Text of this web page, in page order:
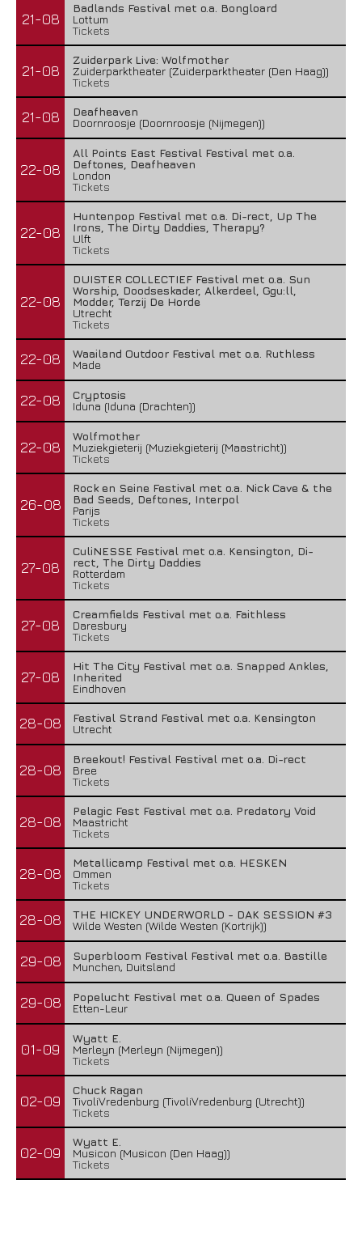
21-08
Badlands Festival met o.a. Bongloard
Lottum
Tickets
21-08
Zuiderpark Live: Wolfmother
Zuiderparktheater (Zuiderparktheater (Den Haag))
Tickets
21-08
Deafheaven
Doornroosje (Doornroosje (Nijmegen))
22-08
All Points East Festival Festival met o.a.
Deftones, Deafheaven
London
Tickets
22-08
Huntenpop Festival met o.a. Di-rect, Up The
Irons, The Dirty Daddies, Therapy?
Ulft
Tickets
22-08
DUISTER COLLECTIEF Festival met o.a. Sun
Worship, Doodseskader, Alkerdeel, Ggu:ll,
Modder, Terzij De Horde
Utrecht
Tickets
22-08
Waailand Outdoor Festival met o.a. Ruthless
Made
22-08
Cryptosis
Iduna (Iduna (Drachten))
22-08
Wolfmother
Muziekgieterij (Muziekgieterij (Maastricht))
Tickets
26-08
Rock en Seine Festival met o.a. Nick Cave & the
Bad Seeds, Deftones, Interpol
Parijs
Tickets
27-08
CuliNESSE Festival met o.a. Kensington, Di-
rect, The Dirty Daddies
Rotterdam
Tickets
27-08
Creamfields Festival met o.a. Faithless
Daresbury
Tickets
27-08
Hit The City Festival met o.a. Snapped Ankles,
Inherited
Eindhoven
28-08
Festival Strand Festival met o.a. Kensington
Utrecht
28-08
Breekout! Festival Festival met o.a. Di-rect
Bree
Tickets
28-08
Pelagic Fest Festival met o.a. Predatory Void
Maastricht
Tickets
28-08
Metallicamp Festival met o.a. HESKEN
Ommen
Tickets
28-08
THE HICKEY UNDERWORLD - DAK SESSION #3
Wilde Westen (Wilde Westen (Kortrijk))
29-08
Superbloom Festival Festival met o.a. Bastille
Munchen, Duitsland
29-08
Popelucht Festival met o.a. Queen of Spades
Etten-Leur
01-09
Wyatt E.
Merleyn (Merleyn (Nijmegen))
Tickets
02-09
Chuck Ragan
TivoliVredenburg (TivoliVredenburg (Utrecht))
Tickets
02-09
Wyatt E.
Musicon (Musicon (Den Haag))
Tickets